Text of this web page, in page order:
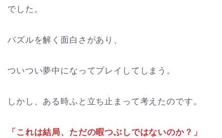
でした。
パズルを解く面白さがあり、
ついつい夢中になってプレイしてしまう。
しかし、ある時ふと立ち止まって考えたのです。
「これは結局、ただの暇つぶしではないのか？」